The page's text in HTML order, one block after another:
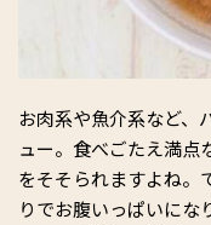
お肉系や魚介系など、
ュー。食べごたえ満点
をそそられますよね。
りでお腹いっぱいにな